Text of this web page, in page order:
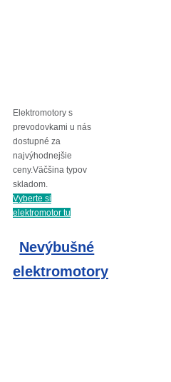
Elektromotory s
prevodovkami u nás
dostupné za
najvýhodnejšie
ceny.Väčšina typov
skladom.
Vyberte si
elektromotor tu
Nevýbušné
elektromotory